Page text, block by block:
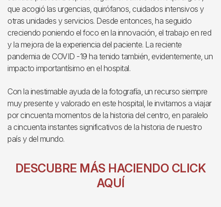
que acogió las urgencias, quirófanos, cuidados intensivos y
otras unidades y servicios. Desde entonces, ha seguido
creciendo poniendo el foco en la innovación, el trabajo en red
y la mejora de la experiencia del paciente. La reciente
pandemia de COVID -19 ha tenido también, evidentemente, un
impacto importantísimo en el hospital.
Con la inestimable ayuda de la fotografía, un recurso siempre
muy presente y valorado en este hospital, le invitamos a viajar
por cincuenta momentos de la historia del centro, en paralelo
a cincuenta instantes significativos de la historia de nuestro
país y del mundo.
DESCUBRE MÁS HACIENDO CLICK
AQUÍ